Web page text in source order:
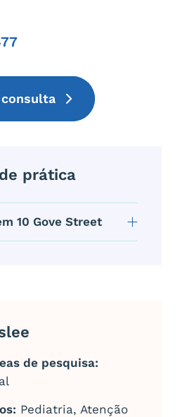
prática
10 Gove Street
de pesquisa:
Pediatria, Atenção